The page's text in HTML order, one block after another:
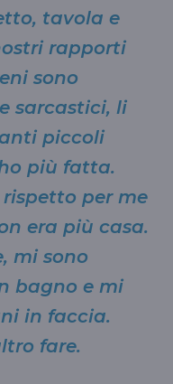
tavola e
rapporti
sono
sarcastici, li
piccoli
più fatta.
per me
era più casa.
mi sono
bagno e mi
in faccia.
fare.